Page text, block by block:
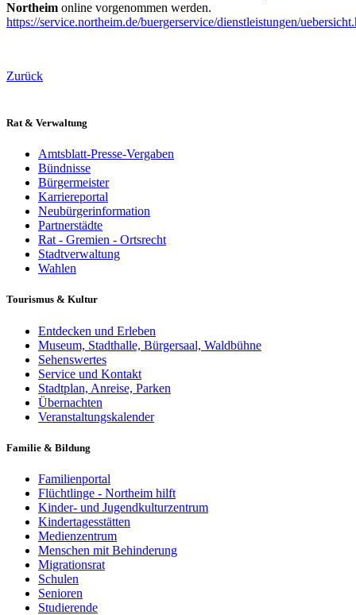
Northeim online vorgenommen werden.
https://service.northeim.de/buergerservice/dienstleistungen/
Zurück
Rat & Verwaltung
Amtsblatt-Presse-Vergaben
Bündnisse
Bürgermeister
Karriereportal
Neubürgerinformation
Partnerstädte
Rat - Gremien - Ortsrecht
Stadtverwaltung
Wahlen
Tourismus & Kultur
Entdecken und Erleben
Museum, Stadthalle, Bürgersaal, Waldbühne
Sehenswertes
Service und Kontakt
Stadtplan, Anreise, Parken
Übernachten
Veranstaltungskalender
Familie & Bildung
Familienportal
Flüchtlinge - Northeim hilft
Kinder- und Jugendkulturzentrum
Kindertagesstätten
Medienzentrum
Menschen mit Behinderung
Migrationsrat
Schulen
Senioren
Studierende